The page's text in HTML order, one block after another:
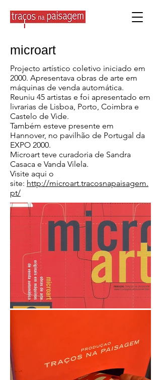
microart
Projecto artístico coletivo iniciado em
2000. Apresentava obras de arte em
máquinas de venda automática.
Reuniu 45 artistas e foi apresentado em
livrarias de Lisboa, Porto, Coimbra e
Castelo de Vide.
Também esteve presente em
Hannover, no pavilhão de Portugal da
EXPO 2000.
Microart teve curadoria de Sandra
Casaca e Vanda Vilela.
Visite aqui o
site: http://microart.tracosnapaisagem.
pt/